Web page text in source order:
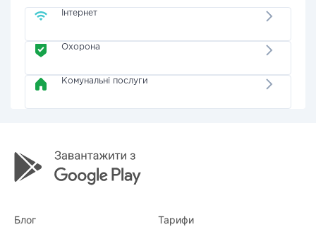
Інтернет
Охорона
Комунальні послуги
Блог Тарифи